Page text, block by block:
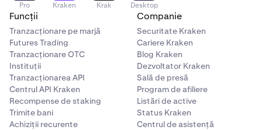
Pro Kraken Krak Desktop
Funcții
Tranzacționare pe marjă
Futures Trading
Tranzacționare OTC
Instituții
Tranzacționarea API
Centrul API Kraken
Recompense de staking
Trimite bani
Achiziții recurente
Companie
Securitate Kraken
Cariere Kraken
Blog Kraken
Dezvoltator Kraken
Sală de presă
Program de afiliere
Listări de active
Status Kraken
Centrul de asistență